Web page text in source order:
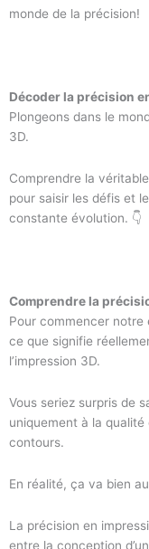
monde de la précision!
Décoder la précision
Plongeons dans le
3D.
Comprendre la
pour saisir les défis et
constante évolution. 👇
Comprendre la
Pour commencer notre
ce que signifie
l’impression 3D.
Vous seriez surpris de
uniquement à la qualité
contours.
En réalité, ça va bien
La précision en
entre la conception